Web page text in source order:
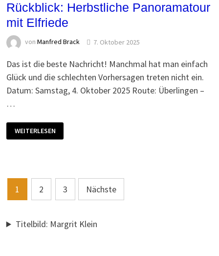
Rückblick: Herbstliche Panoramatour
mit Elfriede
von Manfred Brack 7. Oktober 2025
Das ist die beste Nachricht! Manchmal hat man einfach
Glück und die schlechten Vorhersagen treten nicht ein.
Datum: Samstag, 4. Oktober 2025 Route: Überlingen –
…
HERBSTLICHE
PANORAMATOUR
WEITERLESEN
Seitennummerierung
der
Beiträge
1 2 3 Nächste
Titelbild: Margrit Klein